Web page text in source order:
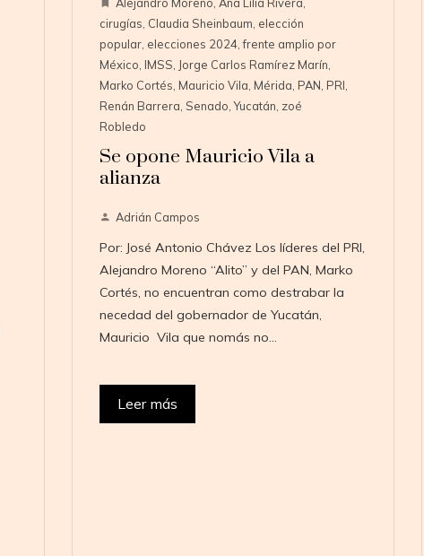
cirugías Claudia Sheinbaum elección
popular, elecciones 2024,frente amplio por
México IMSS Jorge Carlos Ramírez Marín
Marko Cortés Mauricio Vila Mérida PAN PRI
Renán Barrera Senado ,Yucatán zoé
Robledo
Se opone Mauricio Vila a
alianza
Adrián Campos
Por: José Antonio Chávez Los líderes del PRI,
Alejandro Moreno “Alito” y del PAN, Marko
Cortés, no encuentran como destrabar la
necedad del gobernador de Yucatán,
Mauricio Vila que nomás no…
Leer más